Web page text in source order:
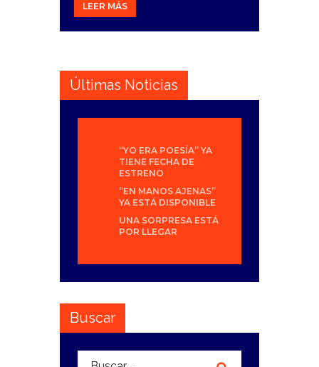
LEER MÁS
Últimas Noticias
“YO ERA POESÍA” YA
TIENE FECHA DE
ESTRENO
“EN MANOS AJENAS”
YA ESTÁ DISPONIBLE
UNA SORPRESA ESTÁ
POR LLEGAR
Buscar
Buscar: